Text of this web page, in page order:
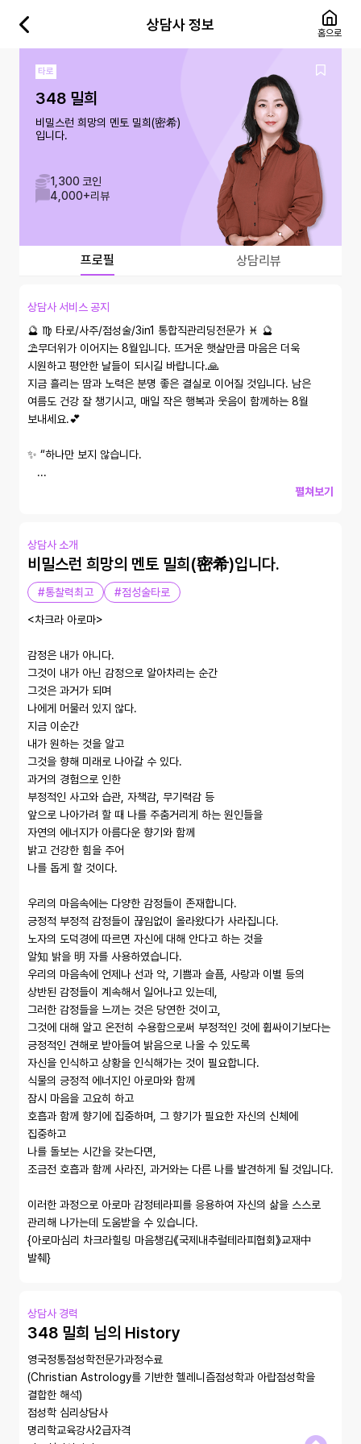
상담사 정보
홈으로
타로
348 밀희
비밀스런 희망의 멘토 밀희(密希)
입니다.
1,300 코인
4,000+리뷰
프로필 상담리뷰
상담사 서비스 공지
🔮 ♍️ 타로/사주/점성술/3in1 통합직관리딩전문가 ♓️ 🔮
⛱️무더위가 이어지는 8월입니다. 뜨거운 햇살만큼 마음은 더욱
시원하고 평안한 날들이 되시길 바랍니다.🙏
지금 흘리는 땀과 노력은 분명 좋은 결실로 이어질 것입니다. 남은
여름도 건강 잘 챙기시고, 매일 작은 행복과 웃음이 함께하는 8월
보내세요.💕
✨️ “하나만 보지 않습니다.
   ...
펼쳐보기
상담사 소개
비밀스런 희망의 멘토 밀희(密希)입니다.
#통찰력최고 #점성술타로
<차크라 아로마>
감정은 내가 아니다.
그것이 내가 아닌 감정으로 알아차리는 순간
그것은 과거가 되며
나에게 머물러 있지 않다.
지금 이순간
내가 원하는 것을 알고
그것을 향해 미래로 나아갈 수 있다.
과거의 경험으로 인한
부정적인 사고와 습관, 자책감, 무기력감 등
앞으로 나아가려 할 때 나를 주춤거리게 하는 원인들을
자연의 에너지가 아름다운 향기와 함께
밝고 건강한 힘을 주어
나를 돕게 할 것이다.
우리의 마음속에는 다양한 감정들이 존재합니다.
긍정적 부정적 감정들이 끊임없이 올라왔다가 사라집니다.
노자의 도덕경에 따르면 자신에 대해 안다고 하는 것을
알知 밝을 明 자를 사용하였습니다.
우리의 마음속에 언제나 선과 악, 기쁨과 슬픔, 사랑과 이별 등의
상반된 감정들이 계속해서 일어나고 있는데,
그러한 감정들을 느끼는 것은 당연한 것이고,
그것에 대해 알고 온전히 수용함으로써 부정적인 것에 휩싸이기보다는
긍정적인 견해로 받아들여 밝음으로 나올 수 있도록
자신을 인식하고 상황을 인식해가는 것이 필요합니다.
식물의 긍정적 에너지인 아로마와 함께
잠시 마음을 고요히 하고
호흡과 함께 향기에 집중하며, 그 향기가 필요한 자신의 신체에
집중하고
나를 돌보는 시간을 갖는다면,
조금전 호흡과 함께 사라진, 과거와는 다른 나를 발견하게 될 것입니다.
이러한 과정으로 아로마 감정테라피를 응용하여 자신의 삶을 스스로
관리해 나가는데 도움받을 수 있습니다.
{아로마심리 차크라힐링 마음챙김《국제내추럴테라피협회》교재中
발췌}
상담사 경력
348 밀희 님의 History
영국정통점성학전문가과정수료
(Christian Astrology를 기반한 헬레니즘점성학과 아랍점성학을
결합한 해석)
점성학 심리상담사
명리학교육강사2급자격